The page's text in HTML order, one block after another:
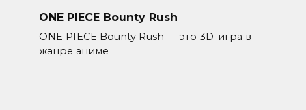
ONE PIECE Bounty Rush
ONE PIECE Bounty Rush — это 3D-игра в
жанре аниме